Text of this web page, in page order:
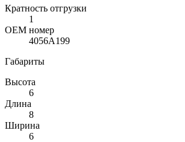
Кратность отгрузки
1
ОЕМ номер
4056A199
Габариты
Высота
6
Длина
8
Ширина
6